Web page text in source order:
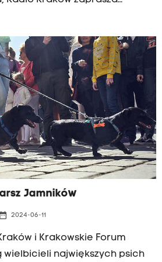
psi indywidualista jest
(a czasem
Tytuł konkursu:
/ PANI JAMNIK.
Jamników
date_range 2024-06-11
i Krakowskie Forum
wielbicieli największych psich